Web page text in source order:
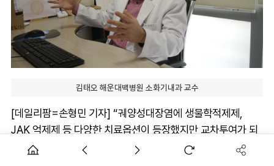
김태오 해운대백병원 소화기내과 교수
[데일리팜=손형민 기자] “궤양성대장염에 생물학적제제,
JAK 억제제 등 다양한 치료옵션이 등장했지만 교차투여가 되
지 않아 오히려 선택권은 제한적입니다. 특히 20대에서 30대